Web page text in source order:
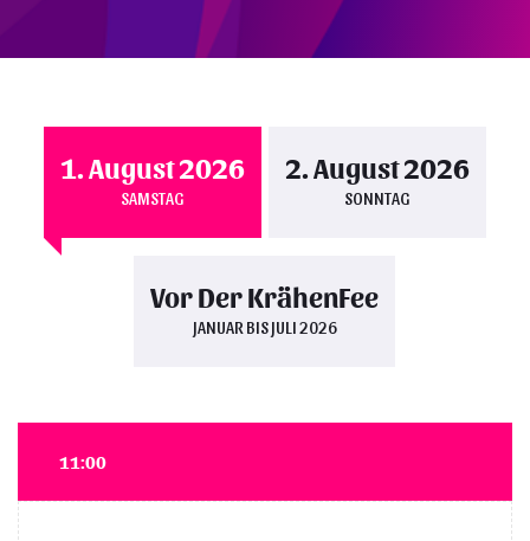
1. August 2026
SAMSTAG
2. August 2026
SONNTAG
Vor Der KrähenFee
JANUAR BIS JULI 2026
11:00